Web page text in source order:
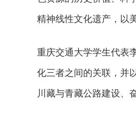
精神线性文化遗产，以
重庆交通大学学生代表
化三者之间的关联，并
川藏与青藏公路建设、